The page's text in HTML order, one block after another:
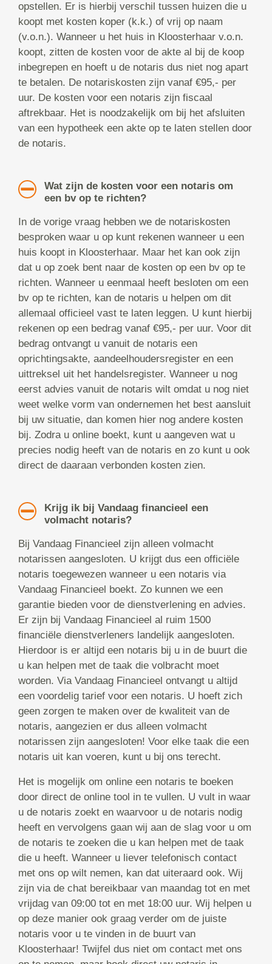
opstellen. Er is hierbij verschil tussen huizen die u
koopt met kosten koper (k.k.) of vrij op naam
(v.o.n.). Wanneer u het huis in Kloosterhaar v.o.n.
koopt, zitten de kosten voor de akte al bij de koop
inbegrepen en hoeft u de notaris dus niet nog apart
te betalen. De notariskosten zijn vanaf €95,- per
uur. De kosten voor een notaris zijn fiscaal
aftrekbaar. Het is noodzakelijk om bij het afsluiten
van een hypotheek een akte op te laten stellen door
de notaris.
Wat zijn de kosten voor een notaris om
een bv op te richten?
In de vorige vraag hebben we de notariskosten
besproken waar u op kunt rekenen wanneer u een
huis koopt in Kloosterhaar. Maar het kan ook zijn
dat u op zoek bent naar de kosten op een bv op te
richten. Wanneer u eenmaal heeft besloten om een
bv op te richten, kan de notaris u helpen om dit
allemaal officieel vast te laten leggen. U kunt hierbij
rekenen op een bedrag vanaf €95,- per uur. Voor dit
bedrag ontvangt u vanuit de notaris een
oprichtingsakte, aandeelhoudersregister en een
uittreksel uit het handelsregister. Wanneer u nog
eerst advies vanuit de notaris wilt omdat u nog niet
weet welke vorm van ondernemen het best aansluit
bij uw situatie, dan komen hier nog andere kosten
bij. Zodra u online boekt, kunt u aangeven wat u
precies nodig heeft van de notaris en zo kunt u ook
direct de daaraan verbonden kosten zien.
Krijg ik bij Vandaag financieel een
volmacht notaris?
Bij Vandaag Financieel zijn alleen volmacht
notarissen aangesloten. U krijgt dus een officiële
notaris toegewezen wanneer u een notaris via
Vandaag Financieel boekt. Zo kunnen we een
garantie bieden voor de dienstverlening en advies.
Er zijn bij Vandaag Financieel al ruim 1500
financiële dienstverleners landelijk aangesloten.
Hierdoor is er altijd een notaris bij u in de buurt die
u kan helpen met de taak die volbracht moet
worden. Via Vandaag Financieel ontvangt u altijd
een voordelig tarief voor een notaris. U hoeft zich
geen zorgen te maken over de kwaliteit van de
notaris, aangezien er dus alleen volmacht
notarissen zijn aangesloten! Voor elke taak die een
notaris uit kan voeren, kunt u bij ons terecht.
Het is mogelijk om online een notaris te boeken
door direct de online tool in te vullen. U vult in waar
u de notaris zoekt en waarvoor u de notaris nodig
heeft en vervolgens gaan wij aan de slag voor u om
de notaris te zoeken die u kan helpen met de taak
die u heeft. Wanneer u liever telefonisch contact
met ons op wilt nemen, kan dat uiteraard ook. Wij
zijn via de chat bereikbaar van maandag tot en met
vrijdag van 09:00 tot en met 18:00 uur. Wij helpen u
op deze manier ook graag verder om de juiste
notaris voor u te vinden in de buurt van
Kloosterhaar! Twijfel dus niet om contact met ons